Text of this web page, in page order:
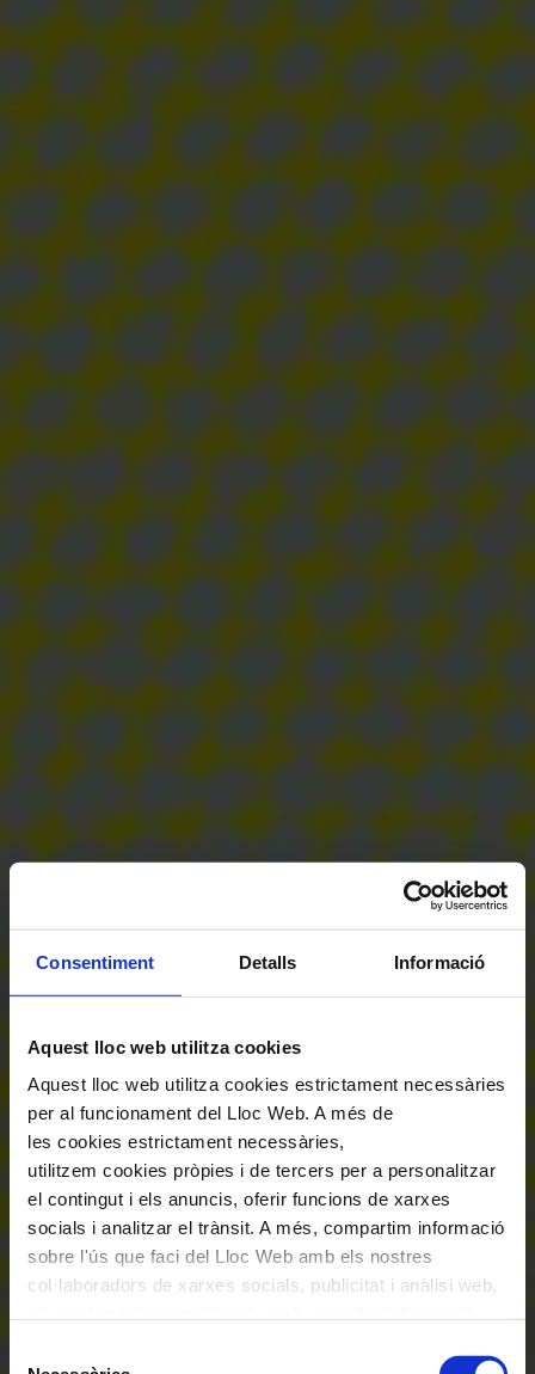
Consentiment Detalls Informació
Aquest lloc web utilitza cookies
Aquest lloc web utilitza cookies estrictament necessàries
per al funcionament del Lloc Web. A més de
les cookies estrictament necessàries,
utilitzem cookies pròpies i de tercers per a personalitzar
el contingut i els anuncis, oferir funcions de xarxes
socials i analitzar el trànsit. A més, compartim informació
sobre l'ús que faci del Lloc Web amb els nostres
col·laboradors de xarxes socials, publicitat i anàlisi web,